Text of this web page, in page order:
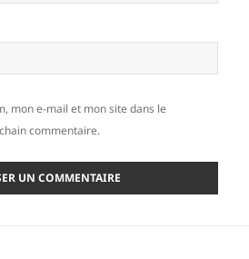
mon e-mail et mon site dans le
commentaire.